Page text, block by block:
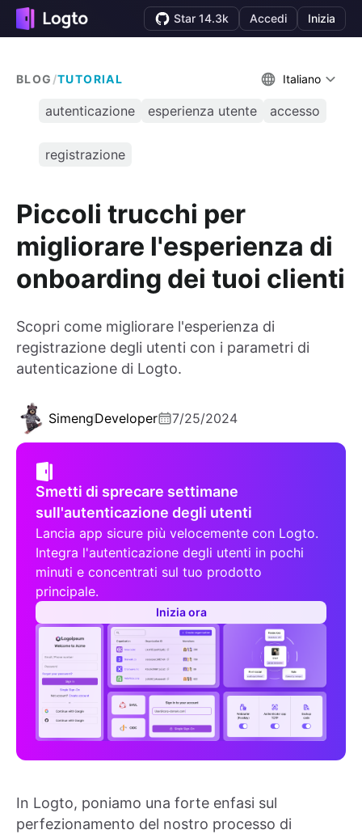
Star 14.3k Accedi Inizia
BLOG /TUTORIAL Italiano
autenticazione esperienza utente accesso
registrazione
Piccoli trucchi per
migliorare l'esperienza di
onboarding dei tuoi clienti
Scopri come migliorare l'esperienza di
registrazione degli utenti con i parametri di
autenticazione di Logto.
SimengDeveloper 7/25/2024
Smetti di sprecare settimane
sull'autenticazione degli utenti
Lancia app sicure più velocemente con Logto.
Integra l'autenticazione degli utenti in pochi
minuti e concentrati sul tuo prodotto
principale.
Inizia ora
In Logto, poniamo una forte enfasi sul
perfezionamento del nostro processo di